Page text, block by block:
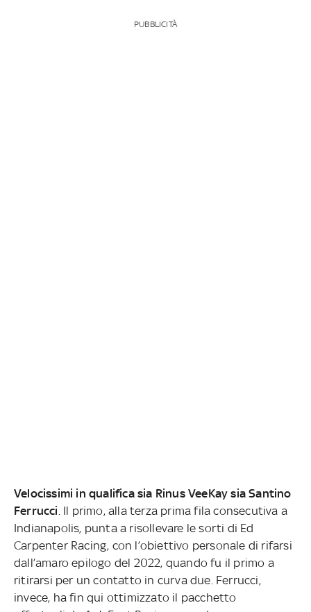
PUBBLICITÀ
Velocissimi in qualifica sia Rinus VeeKay sia Santino
Ferrucci . Il primo, alla terza prima fila consecutiva a
Indianapolis, punta a risollevare le sorti di Ed
Carpenter Racing, con l’obiettivo personale di rifarsi
dall’amaro epilogo del 2022, quando fu il primo a
ritirarsi per un contatto in curva due. Ferrucci,
invece, ha fin qui ottimizzato il pacchetto